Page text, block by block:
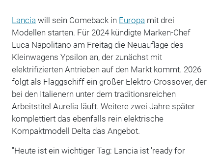
Lancia will sein Comeback in Europa mit drei
Modellen starten. Für 2024 kündigte Marken-Chef
Luca Napolitano am Freitag die Neuauflage des
Kleinwagens Ypsilon an, der zunächst mit
elektrifizierten Antrieben auf den Markt kommt. 2026
folgt als Flaggschiff ein großer Elektro-Crossover, der
bei den Italienern unter dem traditionsreichen
Arbeitstitel Aurelia läuft. Weitere zwei Jahre später
komplettiert das ebenfalls rein elektrische
Kompaktmodell Delta das Angebot.
"Heute ist ein wichtiger Tag: Lancia ist 'ready for